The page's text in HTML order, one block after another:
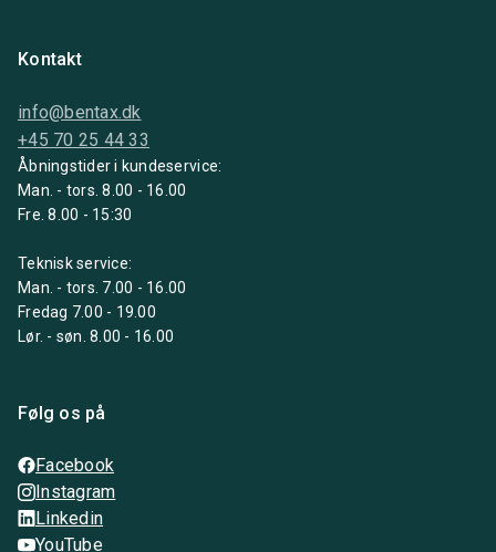
Kontakt
info@bentax.dk
+45 70 25 44 33
Åbningstider i kundeservice:
Man. - tors. 8.00 - 16.00
Fre. 8.00 - 15:30
Teknisk service:
Man. - tors. 7.00 - 16.00
Fredag 7.00 - 19.00
Lør. - søn. 8.00 - 16.00
Følg os på
Facebook
Instagram
Linkedin
YouTube